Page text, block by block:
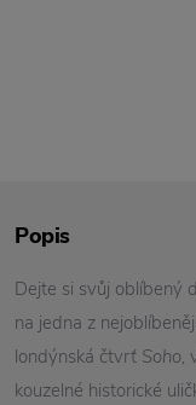
Popis
Dejte si svůj oblíbený
na jedna z
londýnská čtvrť Soho,
kouzelné historické